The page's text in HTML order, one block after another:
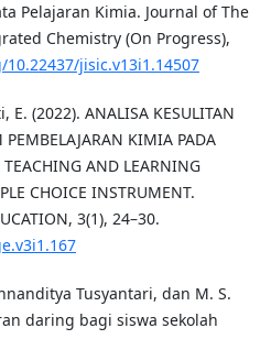
Pelajaran Kimia. Journal of The
Chemistry (On Progress),
jisic.v13i1.14507
(2022). ANALISA KESULITAN
PEMBELAJARAN KIMIA PADA
TEACHING AND LEARNING
CHOICE INSTRUMENT.
3(1), 24–30.
Tusyantari, dan M. S.
daring bagi siswa sekolah